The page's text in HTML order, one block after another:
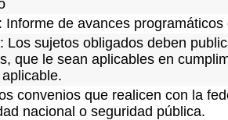
Informe de avances
Los sujetos obligados deben
que le sean aplicables en
convenios que realicen con la
nacional o seguridad pública.